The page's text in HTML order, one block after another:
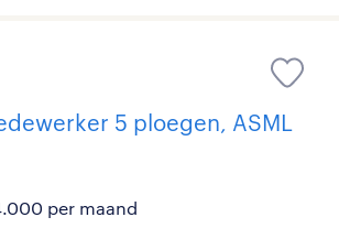
5 ploegen, ASML
per maand